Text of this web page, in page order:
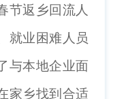
返乡回流人
就业困难人员
与本地企业面
家乡找到合适